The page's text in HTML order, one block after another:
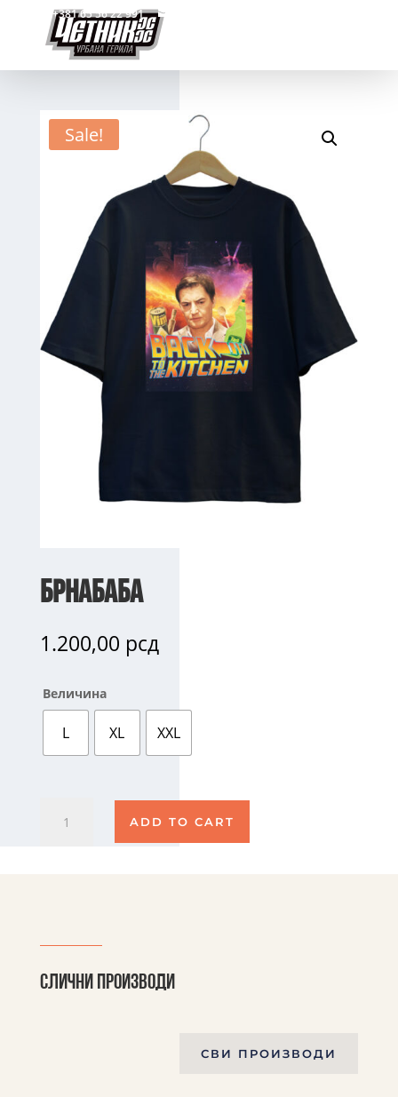
+381 65 56 22 991
Sale!
Брнабаба
1.200,00 рсд
Величина
L XL XXL
quantity
ADD TO CART
Слични производи
СВИ ПРОИЗВОДИ